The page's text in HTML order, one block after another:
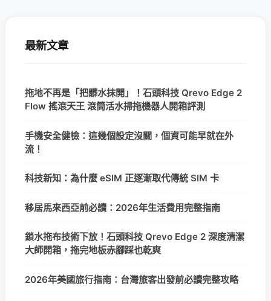
最新文章
拖地不再是「把髒水抹開」！石頭科技 Qrevo Edge 2
Flow 搖滾天王 滾筒活水掃拖機器人開箱評測
手機安全健檢：這幾個設定沒關，個資可能早就在外
流！
科技新知：為什麼 eSIM 正逐漸取代傳統 SIM 卡
移居馬來西亞前必讀：2026年生活費用完整指南
鎖水拖布技術下放！石頭科技 Qrevo Edge 2 深度清潔
大師開箱，拖完地板赤腳踩也乾爽
2026年美國旅行指南：台灣旅客出發前必讀完整攻略